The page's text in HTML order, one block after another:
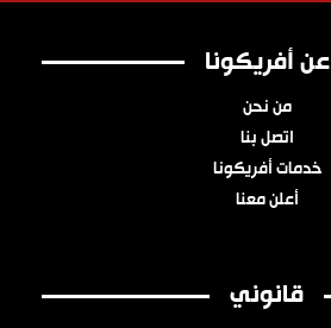
عن أفريكونا
من نحن
اتصل بنا
خدمات أفريكونا
أعلن معنا
قانوني